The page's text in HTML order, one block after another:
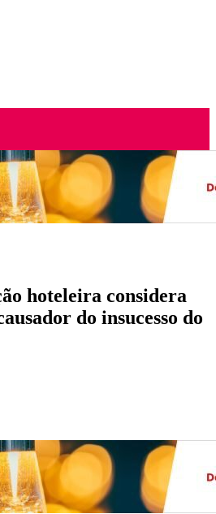
hoteleira considera
do insucesso do